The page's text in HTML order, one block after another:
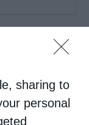
sharing to
personal
“άπιστος”…!
Ναυπλίου με